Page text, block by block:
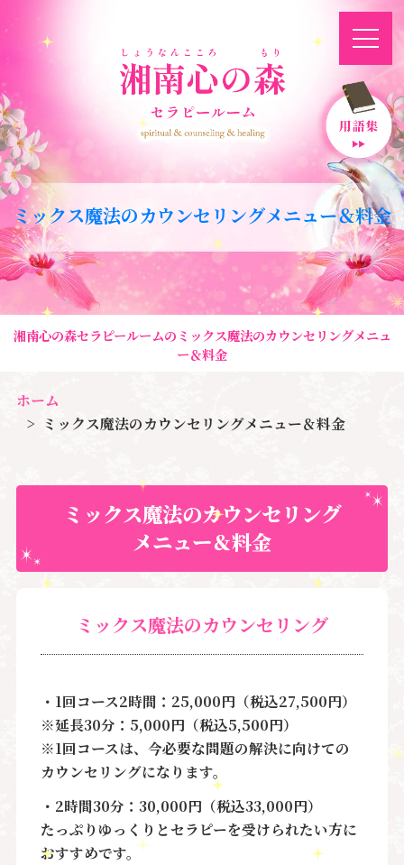
ミックス魔法のカウンセリングメニュー＆料金
湘南心の森セラピールームのミックス魔法のカウンセリングメニュ
ー＆料金
ホーム
ミックス魔法のカウンセリングメニュー＆料金
ミックス魔法のカウンセリング
メニュー＆料金
ミックス魔法のカウンセリング
・1回コース2時間：25,000円（税込27,500円）
※延長30分：5,000円（税込5,500円）
※1回コースは、今必要な問題の解決に向けての
カウンセリングになります。
・2時間30分：30,000円（税込33,000円）
たっぷりゆっくりとセラピーを受けられたい方に
おすすめです。